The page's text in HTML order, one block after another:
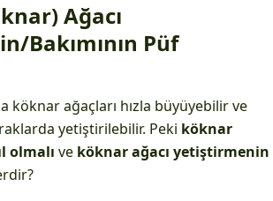
Ağacı
Bakımının Püf
köknar ağaçları hızla büyüyebilir ve
yetiştirilebilir. Peki köknar
olmalı ve köknar ağacı yetiştirmenin